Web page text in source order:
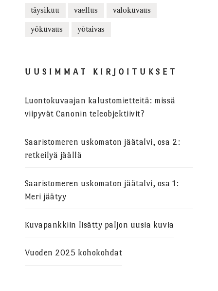
täysikuu vaellus valokuvaus
yökuvaus yötaivas
UUSIMMAT KIRJOITUKSET
Luontokuvaajan kalustomietteitä: missä
viipyvät Canonin teleobjektiivit?
Saaristomeren uskomaton jäätalvi, osa 2:
retkeilyä jäällä
Saaristomeren uskomaton jäätalvi, osa 1:
Meri jäätyy
Kuvapankkiin lisätty paljon uusia kuvia
Vuoden 2025 kohokohdat